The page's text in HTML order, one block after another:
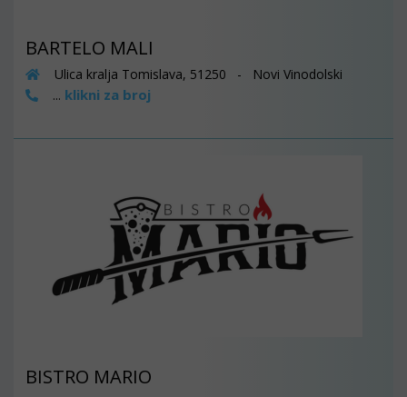
BARTELO MALI
Ulica kralja Tomislava, 51250 - Novi Vinodolski
... klikni za broj
BISTRO MARIO